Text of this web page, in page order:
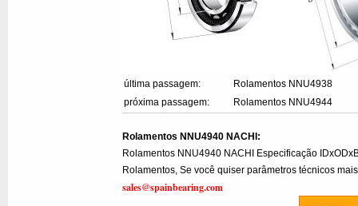
última passagem:
Rolamentos NNU4938
próxima passagem:
Rolamentos NNU4944
Rolamentos NNU4940 NACHI:
Rolamentos NNU4940 NACHI Especificação
Rolamentos, Se você quiser parâmetros técnicos
sales@spainbearing.com